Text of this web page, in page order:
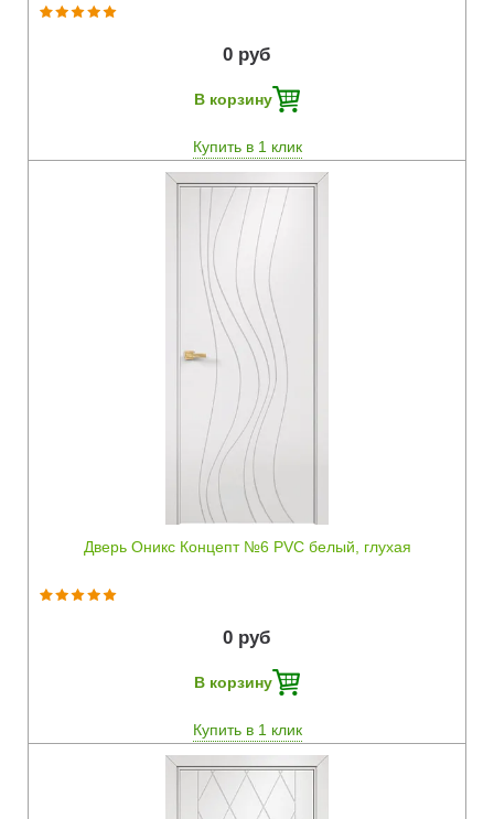
0 руб
В корзину
Купить в 1 клик
Дверь Оникс Концепт №6 PVC белый, глухая
Быстрый просмотр
0 руб
В корзину
Купить в 1 клик